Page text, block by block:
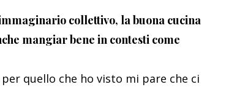
collettivo, la buona cucina
mangiar bene in contesti come
quello che ho visto mi pare che ci